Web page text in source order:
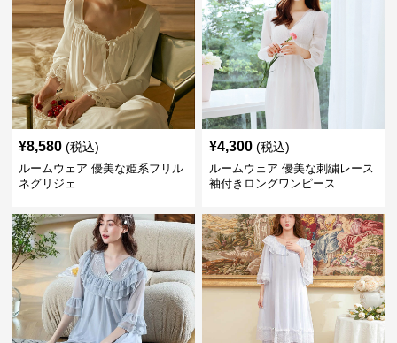
¥8,580 (税込)
ルームウェア 優美な姫系フリル
ネグリジェ
¥4,300 (税込)
ルームウェア 優美な刺繍レース
袖付きロングワンピース